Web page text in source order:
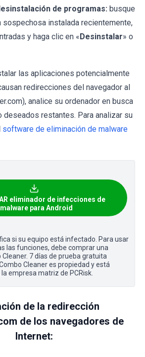
de programas: busque
sospechosa instalada recientemente,
y haga clic en « Desinstalar» o
las aplicaciones potencialmente
redirecciones del navegador al
analice su ordenador en busca
deseados restantes. Para analizar su
software de eliminación de malware
eliminador de infecciones de
malware para Android
si su equipo está infectado. Para usar
las funciones, debe comprar una
Cleaner. 7 días de prueba gratuita
Cleaner es propiedad y está
la empresa matriz de PCRisk.
de la redirección
de los navegadores de
Internet: